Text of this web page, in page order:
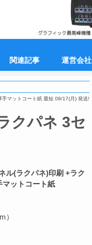
関連記事 運営会社
マットコート紙 最短 08/17(月) 発送!
クパネ 3セ
ル(ラクパネ)印刷 +ラク
マットコート紙
）